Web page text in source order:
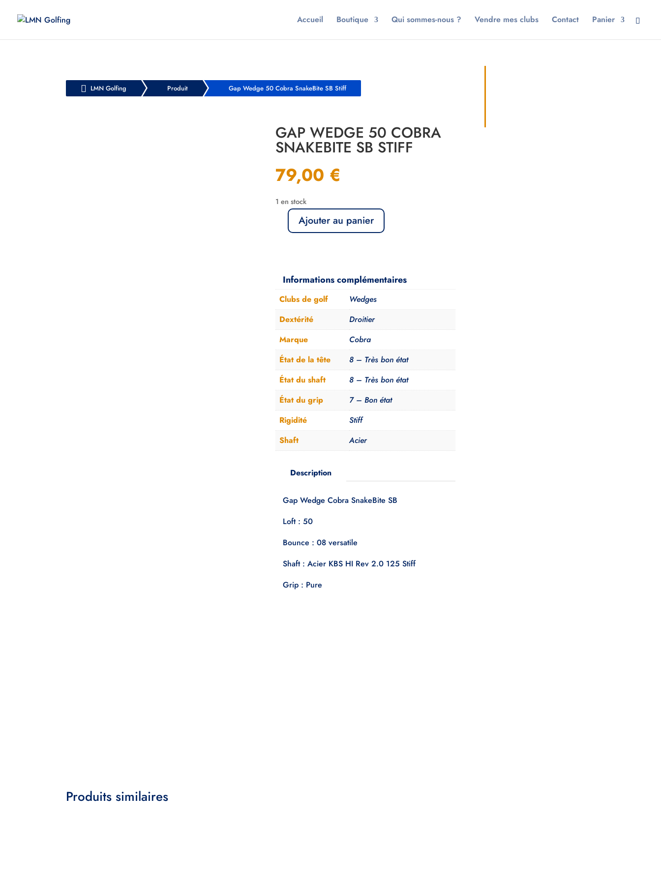
Accueil Boutique Qui sommes-nous ? Vendre mes clubs Contact Panier
 LMN Golfing Produit Gap Wedge 50 Cobra SnakeBite SB Stiff
GAP WEDGE 50 COBRA
SNAKEBITE SB STIFF
79,00 €
1 en stock
quantité
50
Cobra
SnakeBite
SB
Stiff
Ajouter au panier
Informations complémentaires
Clubs de golf
Wedges
Dextérité
Droitier
Marque
Cobra
État de la tête
8 – Très bon état
État du shaft
8 – Très bon état
État du grip
7 – Bon état
Rigidité
Stiff
Shaft
Acier
Description
Gap Wedge Cobra SnakeBite SB
Loft : 50
Bounce : 08 versatile
Shaft : Acier KBS HI Rev 2.0 125 Stiff
Grip : Pure
Produits similaires